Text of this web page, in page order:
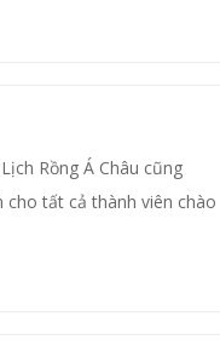
Rồng Á Châu cũng
tất cả thành viên chào